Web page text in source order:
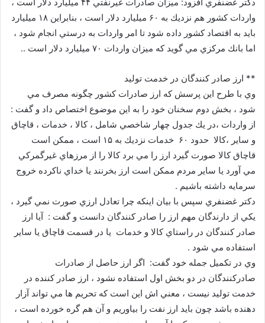
واردات كشور هم نزديك به ۶۰ ميليارد دلار است ، بنابراين ۱۸ ميليارد
بايد به اقتصاد كشور داده شود تا امر واردات به درستي انجام شود ،
اما بانك مركزي مي گويد كه ميزان واردات ۷۰ ميليارد دلار است ..
** ارز صادر كنندگان در خدمت توليد
وي با طرح اين پرسش كه ارز صادرات كشور چگونه مصرف مي
شود ، بخش دوم سخنان خود را به اين موضوع اختصاص داد و گفت :
از واردات ،در يك جدول چهار شاخصي شامل ، كالا ، خدمات ، قاچاق
و ساير ،كالا حدود ۶۰ خدمات نزديك به ۱۵ است ، ممكن است
قاچاق كالا صورت گيرد ارز را مي برد كالا را از مرزهاي غيرگمركي
مي آورد يا ساير مردم ممكن است ارز بخرنند يا خداي ناكرده خروج
سرمايه داشته باشيم .
دكتر غضنفري سپس با بيان اينكه چرا تعادل ارزي صورت نمي گيرد ،
يكي از دارندگان مهم ارز را صادر كنندگان دانست و گفت : آيا ارز
صادر كنندگان در راستاي كالا و خدمات يا در قسمت قاچاق يا ساير
استفاده مي شود .
وي در تكميل جمله خود گفت: اگر ارز حاصل از صادرات
صادركنندگان در دو بخش اول استفاده نشود ، ارز صادر كننده در
خدمت توليد نيست ، معني اش اين است كه تحريم ها مي تواند آزار
دهنده باشد چون بايد ارز نفت را بياوريم و آن هم گره خورده است ،